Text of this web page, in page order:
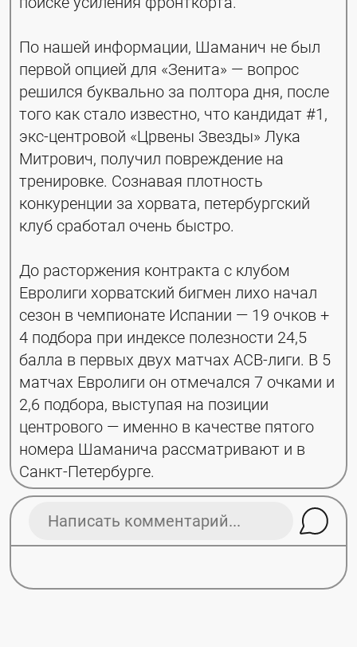
По нашей информации, Шаманич не был
первой опцией для «Зенита» — вопрос
решился буквально за полтора дня, после
того как стало известно, что кандидат #1,
экс-центровой «Црвены Звезды» Лука
Митрович, получил повреждение на
тренировке. Сознавая плотность
конкуренции за хорвата, петербургский
клуб сработал очень быстро.
До расторжения контракта с клубом
Евролиги хорватский бигмен лихо начал
сезон в чемпионате Испании — 19 очков +
4 подбора при индексе полезности 24,5
балла в первых двух матчах АСВ-лиги. В 5
матчах Евролиги он отмечался 7 очками и
2,6 подбора, выступая на позиции
центрового — именно в качестве пятого
номера Шаманича рассматривают и в
Санкт-Петербурге.